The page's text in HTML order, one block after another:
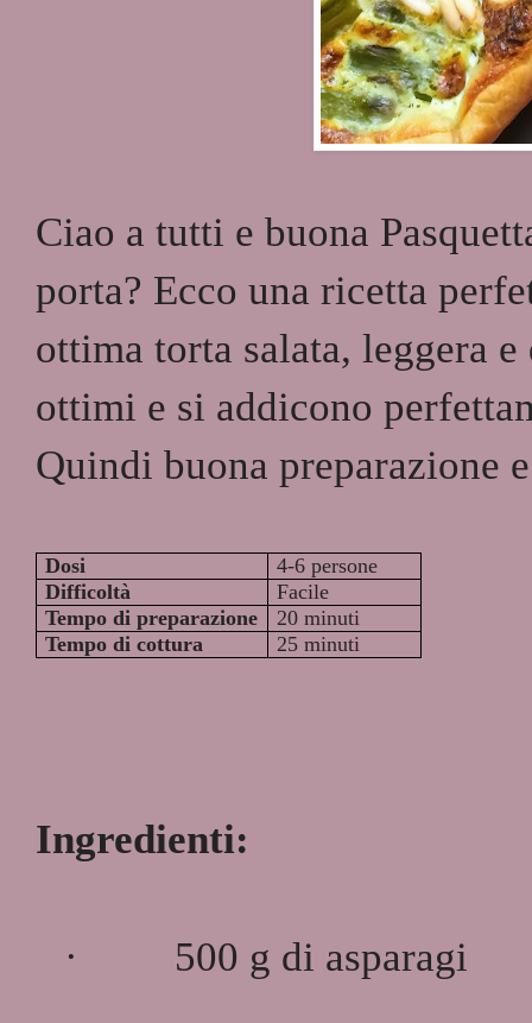
Ciao a tutti e buona
porta? Ecco una ricetta
ottima torta salata, leggera
ottimi e si addicono
Quindi buona preparazione
Dosi
4-6 persone
Difficoltà
Facile
Tempo di preparazione
20 minuti
Tempo di cottura
25 minuti
Ingredienti:
· 500 g di asparagi